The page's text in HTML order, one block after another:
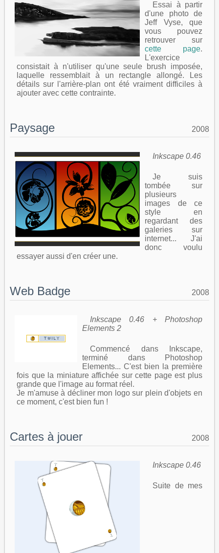
Essai à partir
d'une photo de
Jeff Vyse, que
vous pouvez
retrouver sur
cette page.
L'exercice
consistait à n'utiliser qu'une seule brush imposée,
laquelle ressemblait à un rectangle allongé. Les
détails sur l'arrière-plan ont été vraiment difficiles à
ajouter avec cette contrainte.
Paysage 2008
Inkscape 0.46
Je suis
tombée sur
plusieurs
images de ce
style en
regardant des
galeries sur
internet... J'ai
donc voulu
essayer aussi d'en créer une.
Web Badge 2008
Inkscape 0.46 + Photoshop
Elements 2
Commencé dans Inkscape,
terminé dans Photoshop
Elements... C'est bien la première
fois que la miniature affichée sur cette page est plus
grande que l'image au format réel.
Je m'amuse à décliner mon logo sur plein d'objets en
ce moment, c'est bien fun !
Cartes à jouer 2008
Inkscape 0.46
Suite de mes